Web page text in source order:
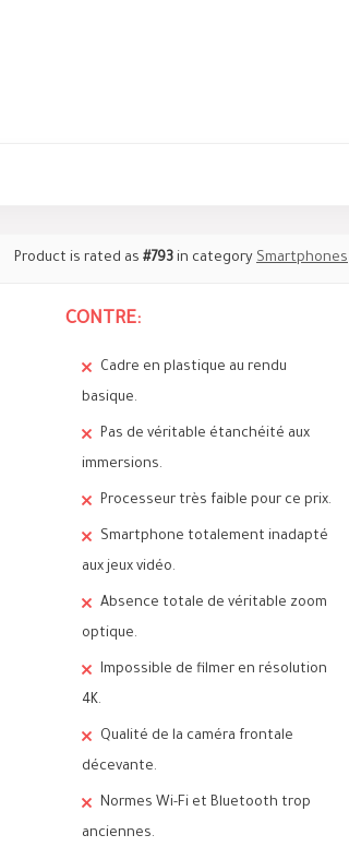
Product is rated as #793 in category Smartphones
CONTRE:
Cadre en plastique au rendu
basique.
Pas de véritable étanchéité aux
immersions.
Processeur très faible pour ce prix.
Smartphone totalement inadapté
aux jeux vidéo.
Absence totale de véritable zoom
optique.
Impossible de filmer en résolution
4K.
Qualité de la caméra frontale
décevante.
Normes Wi-Fi et Bluetooth trop
anciennes.